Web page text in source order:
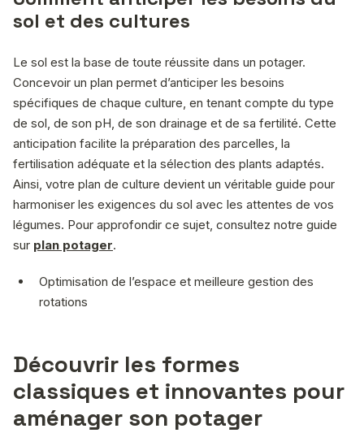
sol et des cultures
Le sol est la base de toute réussite dans un potager.
Concevoir un plan permet d’anticiper les besoins
spécifiques de chaque culture, en tenant compte du type
de sol, de son pH, de son drainage et de sa fertilité. Cette
anticipation facilite la préparation des parcelles, la
fertilisation adéquate et la sélection des plants adaptés.
Ainsi, votre plan de culture devient un véritable guide pour
harmoniser les exigences du sol avec les attentes de vos
légumes. Pour approfondir ce sujet, consultez notre guide
sur plan potager.
Optimisation de l’espace et meilleure gestion des
rotations
Découvrir les formes
classiques et innovantes pour
aménager son potager